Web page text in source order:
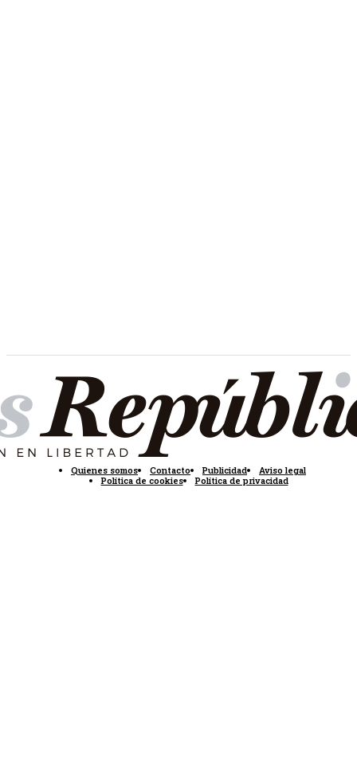
Quienes somos Contacto Publicidad
Aviso legal
Política de cookies
Política de privacidad